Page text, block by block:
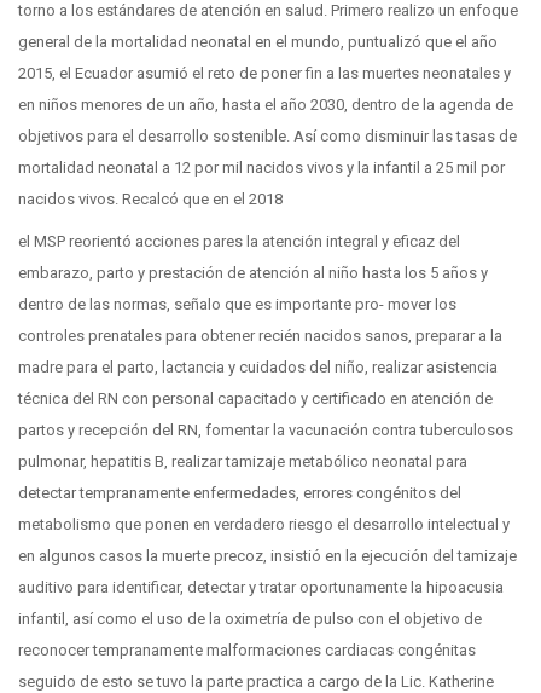
torno a los estándares de atención en salud. Primero realizo un enfoque
general de la mortalidad neonatal en el mundo, puntualizó que el año
2015, el Ecuador asumió el reto de poner fin a las muertes neonatales y
en niños menores de un año, hasta el año 2030, dentro de la agenda de
objetivos para el desarrollo sostenible. Así como disminuir las tasas de
mortalidad neonatal a 12 por mil nacidos vivos y la infantil a 25 mil por
nacidos vivos. Recalcó que en el 2018
el MSP reorientó acciones pares la atención integral y eficaz del
embarazo, parto y prestación de atención al niño hasta los 5 años y
dentro de las normas, señalo que es importante pro- mover los
controles prenatales para obtener recién nacidos sanos, preparar a la
madre para el parto, lactancia y cuidados del niño, realizar asistencia
técnica del RN con personal capacitado y certificado en atención de
partos y recepción del RN, fomentar la vacunación contra tuberculosos
pulmonar, hepatitis B, realizar tamizaje metabólico neonatal para
detectar tempranamente enfermedades, errores congénitos del
metabolismo que ponen en verdadero riesgo el desarrollo intelectual y
en algunos casos la muerte precoz, insistió en la ejecución del tamizaje
auditivo para identificar, detectar y tratar oportunamente la hipoacusia
infantil, así como el uso de la oximetría de pulso con el objetivo de
reconocer tempranamente malformaciones cardiacas congénitas
seguido de esto se tuvo la parte practica a cargo de la Lic. Katherine